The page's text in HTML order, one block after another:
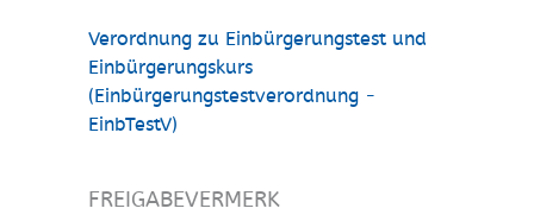
Verordnung zu Einbürgerungstest und
Einbürgerungskurs
(Einbürgerungstestverordnung -
EinbTestV)
FREIGABEVERMERK